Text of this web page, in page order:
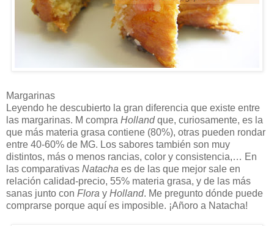
Margarinas
Leyendo he descubierto la gran diferencia que existe entre
las margarinas. M compra Hollandque, curiosamente, es la
que más materia grasa contiene (80%), otras pueden rondar
entre 40-60% de MG. Los sabores también son muy
distintos, más o menos rancias, color y consistencia,… En
las comparativas Natacha es de las que mejor sale en
relación calidad-precio, 55% materia grasa, y de las más
sanas junto con Flora y Holland. Me pregunto dónde puede
comprarse porque aquí es imposible. ¡Añoro a Natacha!